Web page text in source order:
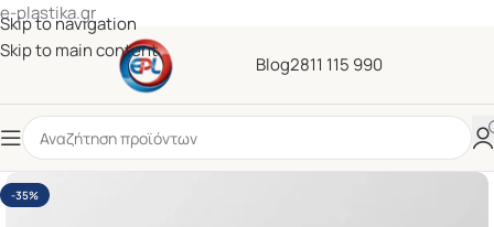
e-plastika.gr
Skip to navigation
Skip to main content
Blog2811 115 990
-35%